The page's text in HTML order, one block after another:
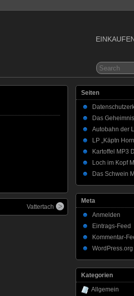
Vattertach
Seiten
Das
Autobahn der
LP „Käptn
Kartoffel MP3
Loch im Kopf
Das Schwein
Meta
Anmelden
Eintrags-Feed
Kommentar-
WordPress.org
Kategorien
Allgemein